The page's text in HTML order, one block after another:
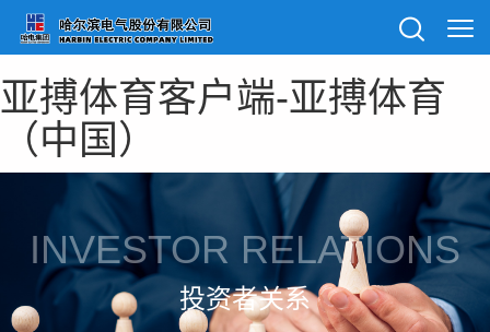
亚搏体育客户端-亚搏体育
（中国）
INVESTOR RELATIONS
投资者关系